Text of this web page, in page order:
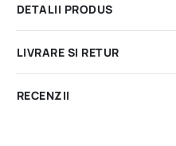
DETALII PRODUS
LIVRARE SI RETUR
RECENZII